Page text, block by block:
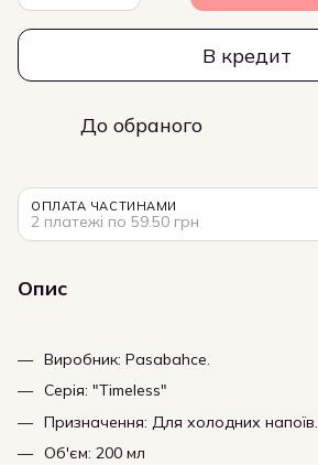
В кредит
До обраного
ОПЛАТА ЧАСТИНАМИ
2 платежі по 59.50 грн
Опис
Виробник: Pasabahce.
Серія: "Timeless"
Призначення: Для холодних напоїв.
Об'єм: 200 мл